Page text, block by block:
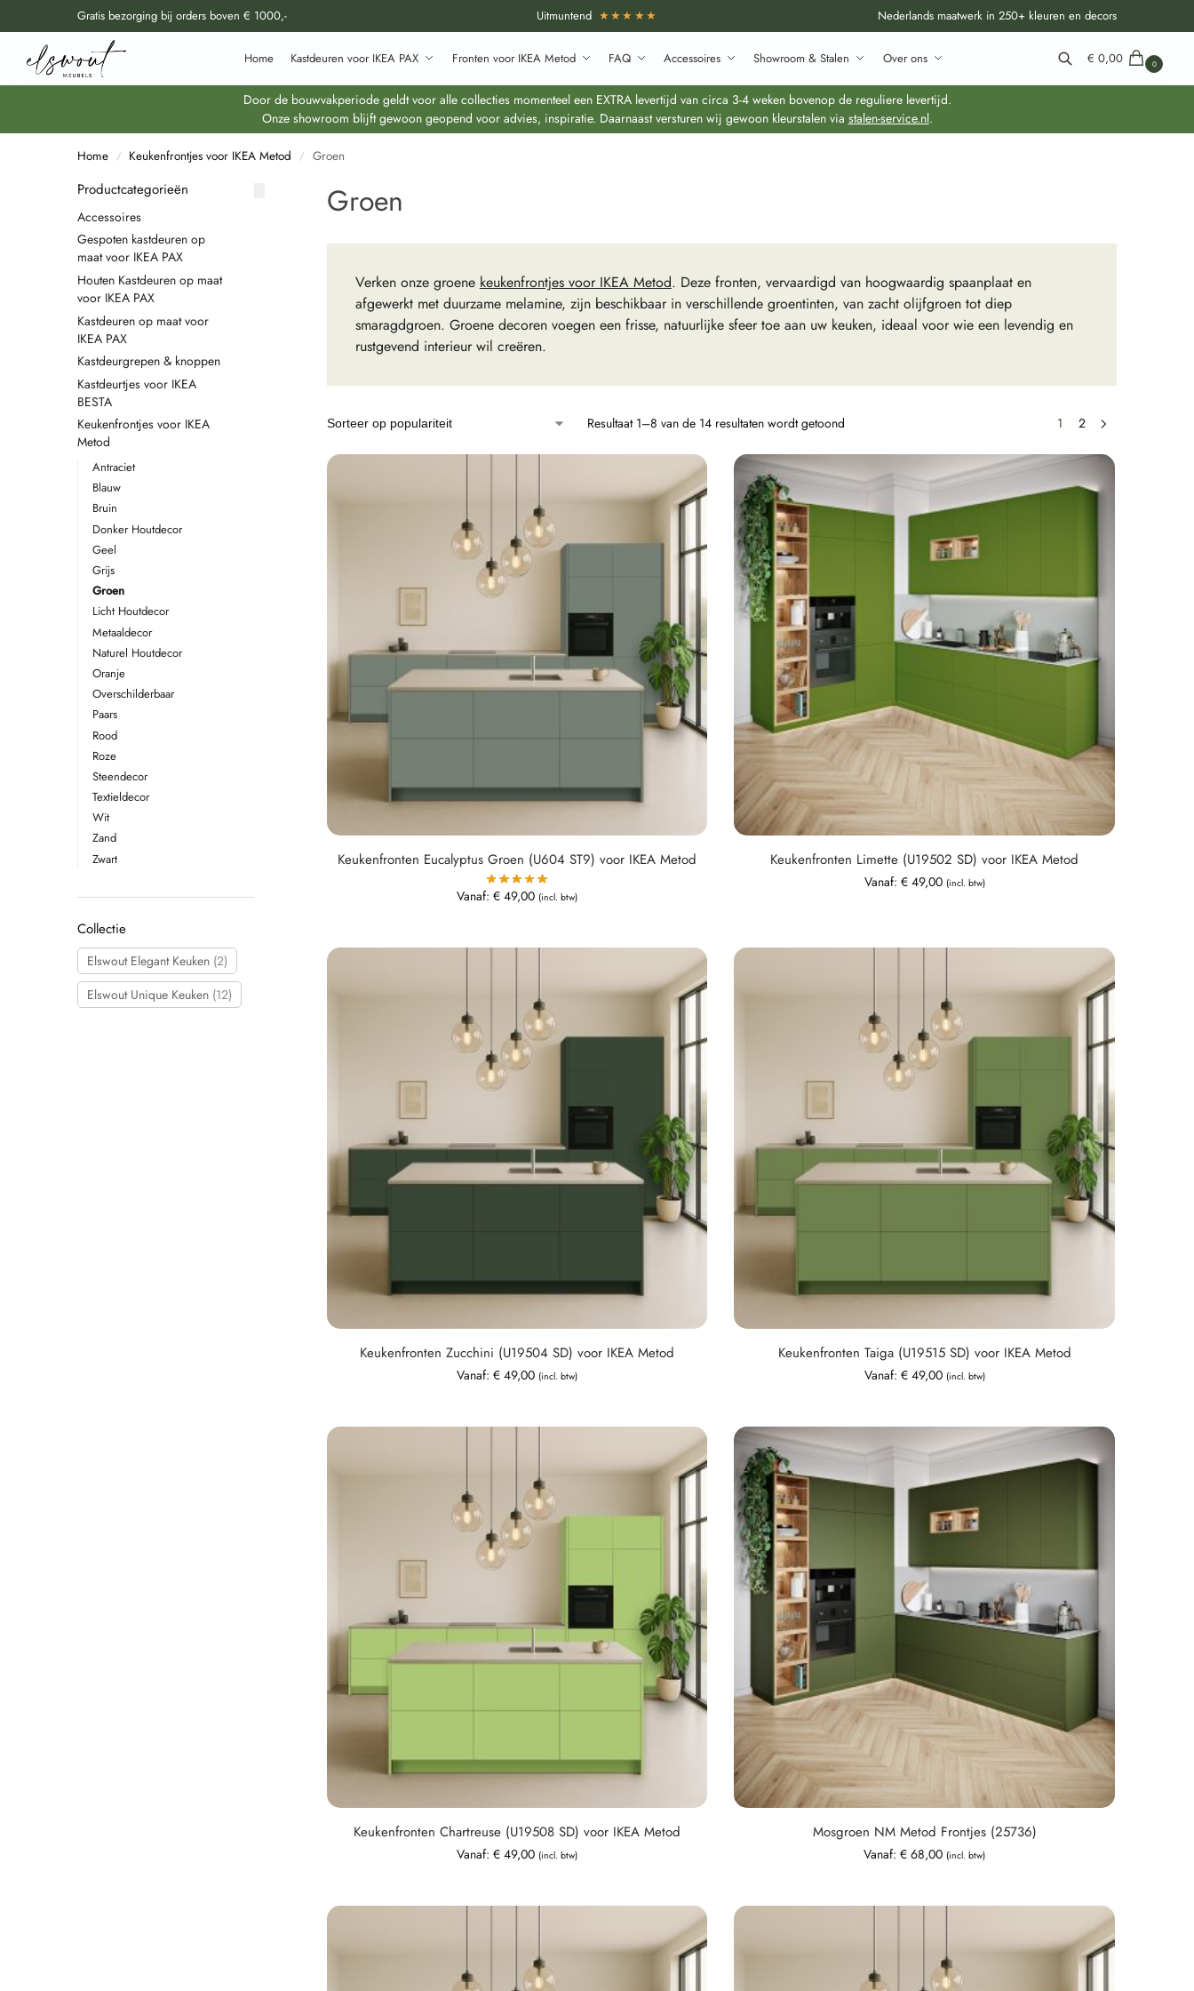
Gratis bezorging bij orders boven € 1000,- Uitmuntend ★★★★★ Nederlands maatwerk in 250+ kleuren en decors
Home Kastdeuren voor IKEA PAX Fronten voor IKEA Metod FAQ Accessoires Showroom & Stalen Over ons
Doorzoek al onze producten
Zoeken
€ 0,00 0
Door de bouwvakperiode geldt voor alle collecties momenteel een EXTRA levertijd van circa 3-4 weken bovenop de reguliere levertijd.
Onze showroom blijft gewoon geopend voor advies, inspiratie. Daarnaast versturen wij gewoon kleurstalen via stalen-service.nl.
Home / Keukenfrontjes voor IKEA Metod / Groen
Groen
Verken onze groene keukenfrontjes voor IKEA Metod. Deze fronten, vervaardigd van hoogwaardig spaanplaat en
afgewerkt met duurzame melamine, zijn beschikbaar in verschillende groentinten, van zacht olijfgroen tot diep
smaragdgroen. Groene decoren voegen een frisse, natuurlijke sfeer toe aan uw keuken, ideaal voor wie een levendig en
rustgevend interieur wil creëren.
Resultaat 1–8 van de 14 resultaten wordt getoond 1 2
Keukenfronten Eucalyptus Groen (U604 ST9) voor IKEA Metod
Vanaf:€ 49,00 (incl. btw)
Keukenfronten Limette (U19502 SD) voor IKEA Metod
Vanaf: €49,00 (incl. btw)
Keukenfronten Zucchini (U19504 SD) voor IKEA Metod
Vanaf:€ 49,00 (incl. btw)
Keukenfronten Taiga (U19515 SD) voor IKEA Metod
Vanaf: €49,00 (incl. btw)
Keukenfronten Chartreuse (U19508 SD) voor IKEA Metod
Vanaf:€ 49,00 (incl. btw)
Mosgroen NM Metod Frontjes (25736)
Vanaf:€ 68,00 (incl. btw)
Productcategorieën
Accessoires
Gespoten kastdeuren op
maat voor IKEA PAX
Houten Kastdeuren op maat
voor IKEA PAX
Kastdeuren op maat voor
IKEA PAX
Kastdeurgrepen & knoppen
Kastdeurtjes voor IKEA
BESTA
Keukenfrontjes voor IKEA
Metod
Antraciet
Blauw
Bruin
Donker Houtdecor
Geel
Grijs
Groen
Licht Houtdecor
Metaaldecor
Naturel Houtdecor
Oranje
Overschilderbaar
Paars
Rood
Roze
Steendecor
Textieldecor
Wit
Zand
Zwart
Collectie
Elswout Elegant Keuken (2)
Elswout Unique Keuken (12)